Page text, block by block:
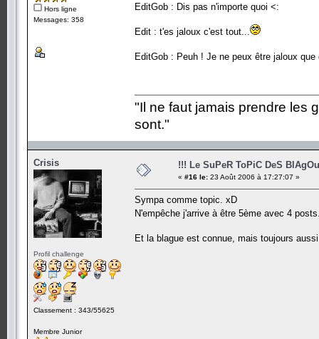
Hors ligne
Messages: 358
EditGob : Dis pas n'importe quoi <:
Edit : t'es jaloux c'est tout...
EditGob : Peuh ! Je ne peux être jaloux
"Il ne faut jamais prendre les
sont."
Crisis
Profil challenge
Classement : 343/55625
Membre Junior
!!! Le SuPeR ToPiC DeS
« #16 le: 23 Août 2006 à 17:27:07 »
Sympa comme topic. xD
N'empêche j'arrive à être 5ème avec 4
Et la blague est connue, mais toujours